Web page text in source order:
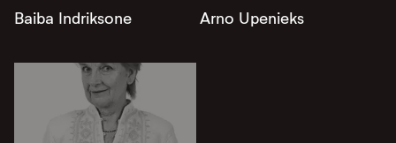
Baiba Indriksone Arno Upenieks